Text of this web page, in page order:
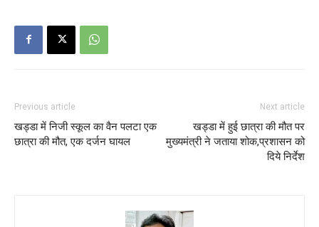
Previous article
खड्डा में निजी स्कूल का वैन पलटा एक
छात्रा की मौत, एक दर्जन घायल
Next article
खड्डा में हुई छात्रा की मौत पर
मुख्यमंत्री ने जताया शोक,प्रशासन को
दिये निर्देश